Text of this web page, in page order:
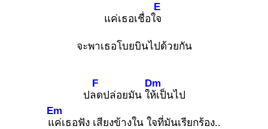
แค่เธอเชื่อใจ
E
จะพาเธอโบยบินไปด้วยกัน
ปลด
F
ปล่อยมัน ให้เ
Dm
ป็นไป
แค่
Em
เธอฟัง เสียงข้างใน ใจที่มันเรียกร้อง..